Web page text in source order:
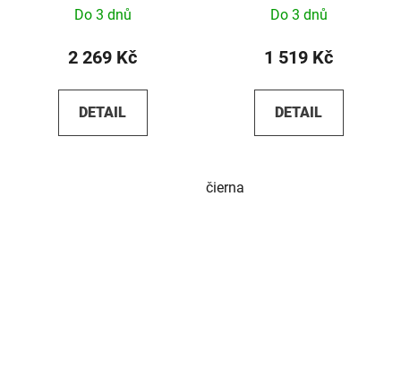
Do 3 dnů
2 269 Kč
DETAIL
Do 3 dnů
1 519 Kč
DETAIL
čierna